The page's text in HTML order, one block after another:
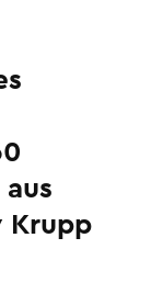
Krupp